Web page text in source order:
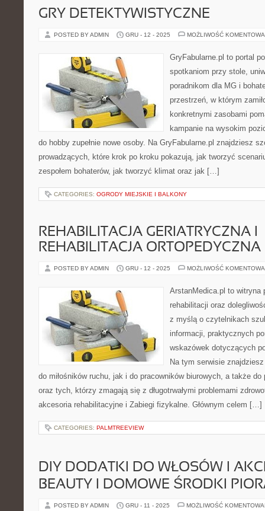
GRY DETEKTYWISTYCZNE
POSTED BY ADMIN GRU - 12 - 2025 MOŻLIWOŚĆ
GryFabularne.pl to portal
spotkaniom przy stole,
poradnikom dla MG i
przestrzeń, w którym
konkretnymi zasobami
kampanie na wysokim
do hobby zupełnie nowe osoby. Na GryFabularne.pl znajdziesz
prowadzących, które krok po kroku pokazują, jak tworzyć
zespołem bohaterów, jak tworzyć klimat oraz jak […]
CATEGORIES: OGRODY MIEJSKIE I BALKONY
REHABILITACJA GERIATRYCZNA I
REHABILITACJA ORTOPEDYCZNA
POSTED BY ADMIN GRU - 12 - 2025 MOŻLIWOŚĆ
ArstanMedica.pl to witryna
rehabilitacji oraz
z myślą o czytelnikach
informacji, praktycznych
wskazówek dotyczących
Na tym serwisie
do miłośników ruchu, jak i do pracowników biurowych, a także do
oraz tych, którzy zmagają się z długotrwałymi problemami
akcesoria rehabilitacyjne i Zabiegi fizykalne. Głównym celem […]
CATEGORIES: PALMTREEVIEW
DIY DODATKI DO WŁOSÓW I
BEAUTY I DOMOWE ŚRODKI
POSTED BY ADMIN GRU - 11 - 2025 MOŻLIWOŚĆ